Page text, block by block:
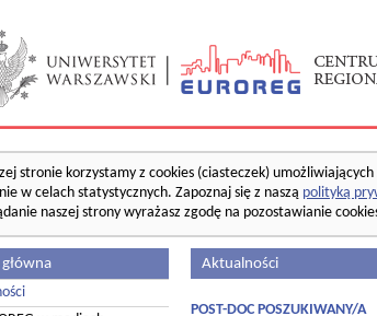
stronie korzystamy z cookies (ciasteczek)
w celach statystycznych. Zapoznaj się z naszą polityką
naszej strony wyrażasz zgodę na pozostawianie
Aktualności
POST-DOC POSZUKIWANY/A